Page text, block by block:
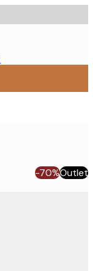
-70%Outlet